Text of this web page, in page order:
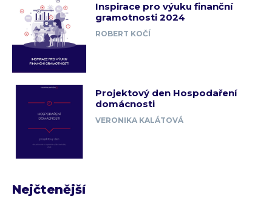
Inspirace pro výuku finanční
gramotnosti 2024
ROBERT KOČÍ
Projektový den Hospodaření
domácnosti
VERONIKA KALÁTOVÁ
Nejčtenější